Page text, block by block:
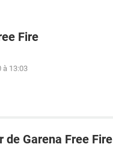
Fire
à 13:03
de Garena Free Fire